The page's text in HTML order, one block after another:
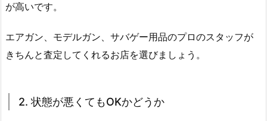
が高いです。
エアガン、モデルガン、サバゲー用品のプロのスタッフが
きちんと査定してくれるお店を選びましょう。
2. 状態が悪くてもOKかどうか